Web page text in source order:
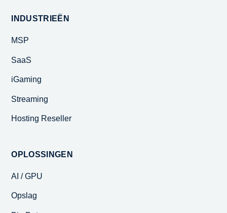
INDUSTRIEËN
MSP
SaaS
iGaming
Streaming
Hosting Reseller
OPLOSSINGEN
AI / GPU
Opslag